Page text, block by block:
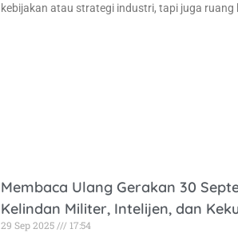
kebijakan atau strategi industri, tapi juga ruang
Membaca Ulang Gerakan 30
Kelindan Militer, Intelijen, dan
29 Sep 2025
17:54